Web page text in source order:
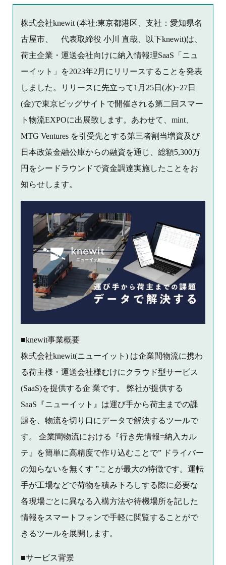
株式会社knewit (本社:東京都港区、支社：愛知県名
古屋市、 代表取締役 小川 直哉、以下knewit)は、
荷主企業・運送会社向けに納入情報理SaaS「ニュ
ーイット」を2023年2月にリリースすることを発表
しました。リリースに先立って1月25日(水)~27日
(金)で東京ビッグサイトで開催される第二回スマー
ト物流EXPOに出展致します。あわせて、mint、
MTG Ventures を引受先とする第三者割当増資及び
日本政策金融公庫からの融資を通じ、総額5,300万
円をシードラウンドで資金調達実施したことをお
知らせします。
■knewit事業概要
株式会社knewit(ニューイット) は企業間物流に携わ
る荷主様・運送会社様むけにクラウド型サービス
(SaaS)を提供する企 業です。 弊社が提供する
SaaS『ニューイット』は運び手から荷主までの課
題を、物流を切り口にデータで解決するツールで
す。 企業間物流における『行き先情報=納入カル
テ』を簡単に高精度で作り込むことで” ドライバー
の知らないを無くす ”ことが最大の特徴です。運転
手が工場などで荷物を積み下ろしする際に必要な
各現場ごとに異なる入構方法や待機場所を記した
情報をスマートフォンで手軽に閲覧することがで
きるツールを展開します。
■サービス背景